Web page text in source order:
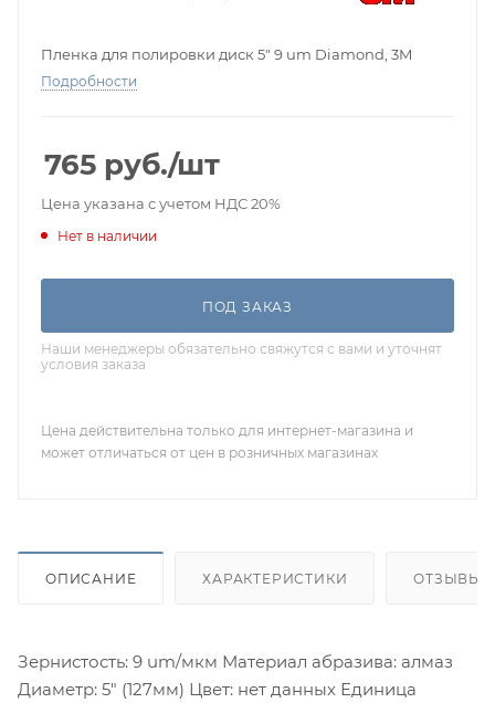
Пленка для полировки диск 5" 9 um Diamond, 3M
Подробности
765 руб./шт
Цена указана с учетом НДС 20%
Нет в наличии
ПОД ЗАКАЗ
Наши менеджеры обязательно свяжутся с вами и уточнят
условия заказа
Цена действительна только для интернет-магазина и
может отличаться от цен в розничных магазинах
ОПИСАНИЕ ХАРАКТЕРИСТИКИ ОТЗЫВЫ
Зернистость: 9 um/мкм Материал абразива: алмаз
Диаметр: 5" (127мм) Цвет: нет данных Единица